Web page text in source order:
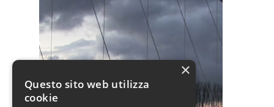
×
Questo sito web utilizza
cookie